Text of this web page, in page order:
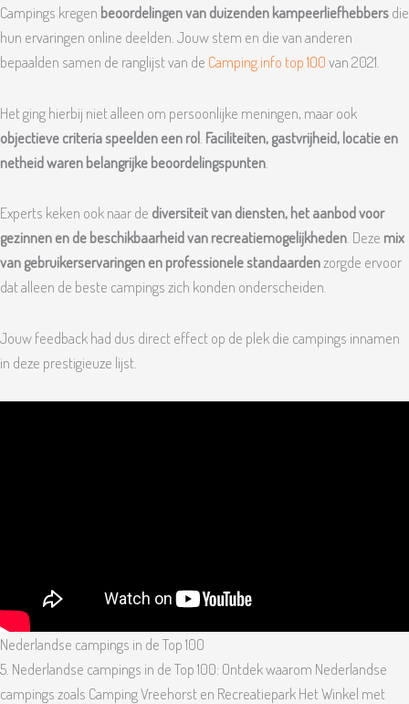
Campings kregen beoordelingen van duizenden kampeerliefhebbersdie
hun ervaringen online deelden. Jouw stem en die van anderen
bepaalden samen de ranglijst van de Camping.info top 100van 2021.
Het ging hierbij niet alleen om persoonlijke meningen, maar ook
objectieve criteria speelden een rol Faciliteiten, gastvrijheid, locatie en
netheid waren belangrijke beoordelingspunten
Experts keken ook naar de diversiteit van diensten, het aanbod voor
gezinnen en de beschikbaarheid van recreatiemogelijkheden. Deze mix
van gebruikerservaringen en professionele standaardenzorgde ervoor
dat alleen de beste campings zich konden onderscheiden.
Jouw feedback had dus direct effect op de plek die campings innamen
in deze prestigieuze lijst.
Nederlandse campings in de Top 100
5. Nederlandse campings in de Top 100: Ontdek waarom Nederlandse
campings zoals Camping Vreehorst en Recreatiepark Het Winkel met